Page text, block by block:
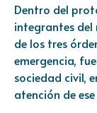
Dentro del
integrantes
de los tres
emergencia,
sociedad civil,
atención de